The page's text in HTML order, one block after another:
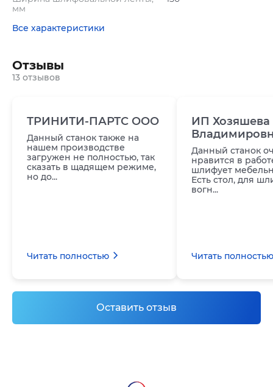
мм
Все характеристики
Отзывы
13 отзывов
ТРИНИТИ-ПАРТС ООО
Данный станок также на
нашем производстве
загружен не полностью, так
сказать в щадящем режиме,
но до...
Читать полностью
ИП Хозяшева
Данный станок
нравится в
шлифует
Есть стол, для
вогн...
Читать полностью
Оставить отзыв